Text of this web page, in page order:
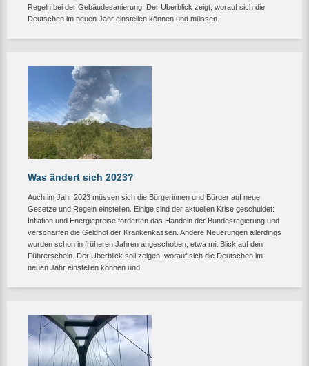
Regeln bei der Gebäudesanierung. Der Überblick zeigt, worauf sich die
Deutschen im neuen Jahr einstellen können und müssen.
Was ändert sich 2023?
Auch im Jahr 2023 müssen sich die Bürgerinnen und Bürger auf neue
Gesetze und Regeln einstellen. Einige sind der aktuellen Krise geschuldet:
Inflation und Energiepreise forderten das Handeln der Bundesregierung und
verschärfen die Geldnot der Krankenkassen. Andere Neuerungen allerdings
wurden schon in früheren Jahren angeschoben, etwa mit Blick auf den
Führerschein. Der Überblick soll zeigen, worauf sich die Deutschen im
neuen Jahr einstellen können und